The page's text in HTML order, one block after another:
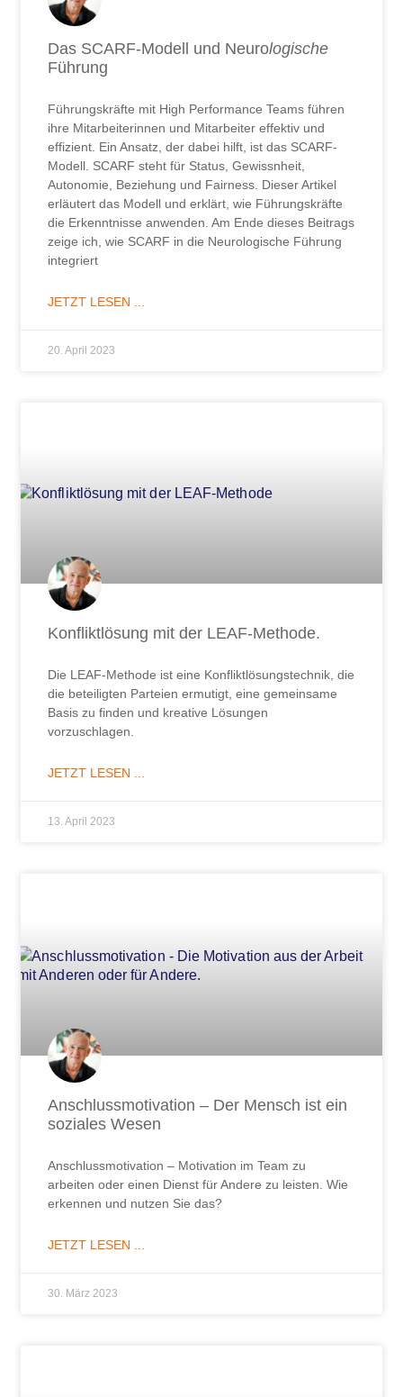
Das SCARF-Modell und Neurologische
Führung
Führungskräfte mit High Performance Teams führen
ihre Mitarbeiterinnen und Mitarbeiter effektiv und
effizient. Ein Ansatz, der dabei hilft, ist das SCARF-
Modell. SCARF steht für Status, Gewissnheit,
Autonomie, Beziehung und Fairness. Dieser Artikel
erläutert das Modell und erklärt, wie Führungskräfte
die Erkenntnisse anwenden. Am Ende dieses Beitrags
zeige ich, wie SCARF in die Neurologische Führung
integriert
JETZT LESEN ...
20. April 2023
Konfliktlösung mit der LEAF-Methode.
Die LEAF-Methode ist eine Konfliktlösungstechnik, die
die beteiligten Parteien ermutigt, eine gemeinsame
Basis zu finden und kreative Lösungen
vorzuschlagen.
JETZT LESEN ...
13. April 2023
Anschlussmotivation – Der Mensch ist ein
soziales Wesen
Anschlussmotivation – Motivation im Team zu
arbeiten oder einen Dienst für Andere zu leisten. Wie
erkennen und nutzen Sie das?
JETZT LESEN ...
30. März 2023